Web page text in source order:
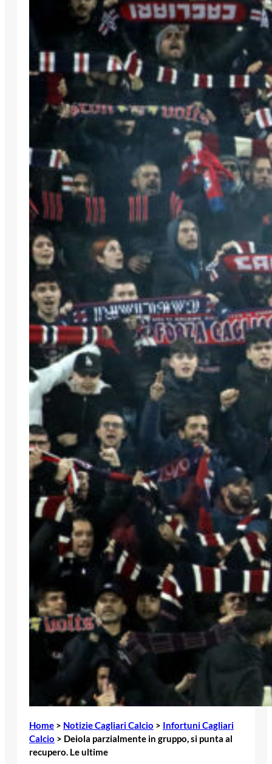
Home > Notizie Cagliari Calcio > Infortuni Cagliari
Calcio > Deiola parzialmente in gruppo, si punta al
recupero. Le ultime